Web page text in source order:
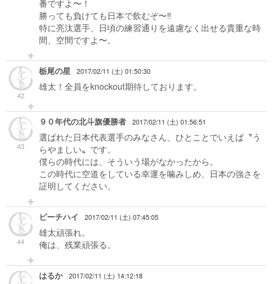
番ですよ〜！
勝っても負けても日本で飲むぞ〜‼︎
特に亮汰選手、日頃の練習通りを遠慮なく出せる貴重な時
間、空間ですよ〜。
42
栃尾の星 2017/02/11 (土) 01:50:30
雄太！全員をknockout期待しております。
43
９０年代の北斗旗優勝者 2017/02/11 (土) 01:56:51
選ばれた日本代表選手のみなさん、ひとことでいえば〝う
らやましい〟です。
僕らの時代には、そういう場がなかったから。
この時代に空道をしている幸運を噛みしめ、日本の強さを
証明してください。
44
ピーチハイ 2017/02/11 (土) 07:45:05
雄太頑張れ。
俺は、残業頑張る。
はるか 2017/02/11 (土) 14:12:18